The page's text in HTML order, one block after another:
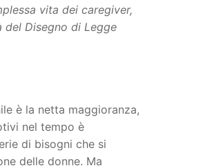
vita dei caregiver,
del Disegno di Legge
è la netta maggioranza,
nel tempo è
di bisogni che si
delle donne. Ma